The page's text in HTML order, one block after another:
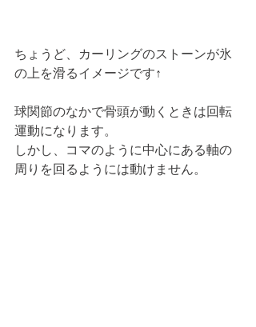
ちょうど、カーリングのストーンが氷
の上を滑るイメージです↑
球関節のなかで骨頭が動くときは回転
運動になります。
しかし、コマのように中心にある軸の
周りを回るようには動けません。